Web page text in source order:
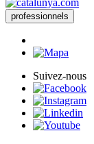
professionnels
Suivez-nous